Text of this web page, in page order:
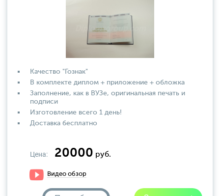
Качество "Гознак"
В комплекте диплом + приложение + обложка
Заполнение, как в ВУЗе, оригинальная печать и
подписи
Изготовление всего 1 день!
Доставка бесплатно
Цена: 20000 руб.
Видео обзор